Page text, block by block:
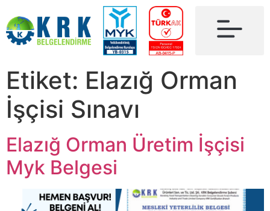
Etiket: Elazığ Orman
İşçisi Sınavı
Elazığ Orman Üretim İşçisi
Myk Belgesi